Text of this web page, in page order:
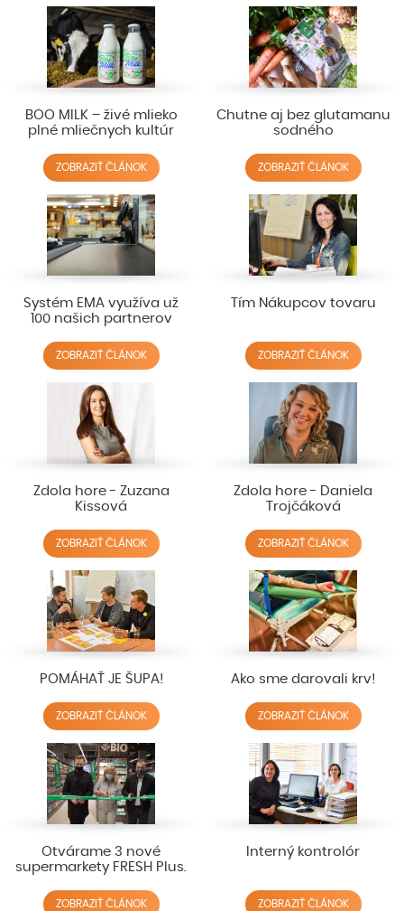
BOO MILK – živé mlieko
plné mliečnych kultúr
ZOBRAZIŤ ČLÁNOK
Chutne aj bez glutamanu
sodného
ZOBRAZIŤ ČLÁNOK
Systém EMA využíva už
100 našich partnerov
ZOBRAZIŤ ČLÁNOK
Tím Nákupcov tovaru
ZOBRAZIŤ ČLÁNOK
Zdola hore - Zuzana
Kissová
ZOBRAZIŤ ČLÁNOK
Zdola hore - Daniela
Trojčáková
ZOBRAZIŤ ČLÁNOK
POMÁHAŤ JE ŠUPA!
ZOBRAZIŤ ČLÁNOK
Ako sme darovali krv!
ZOBRAZIŤ ČLÁNOK
Otvárame 3 nové
supermarkety FRESH Plus.
ZOBRAZIŤ ČLÁNOK
Interný kontrolór
ZOBRAZIŤ ČLÁNOK